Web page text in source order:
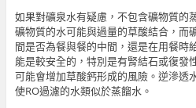
如果對礦泉水有疑慮，不包含礦物質的
礦物質的水可能與過量的草酸結合，而
間是否為餐與餐的中間，還是在用餐時
能是較安全的，特別是有腎結石或復發
可能會增加草酸鈣形成的風險。逆滲透
使RO過濾的水類似於蒸餾水。